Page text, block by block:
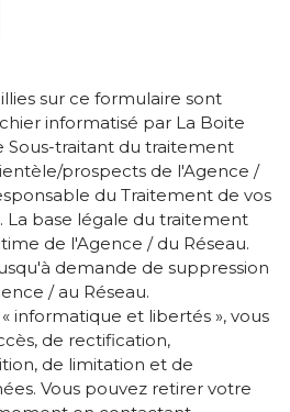
sur ce formulaire sont
informatisé par La Boite
Sous-traitant du traitement
prospects de l'Agence /
du Traitement de vos
La base légale du traitement
de l'Agence / du Réseau.
demande de suppression
/ au Réseau.
informatique et libertés », vous
de rectification,
de limitation et de
Vous pouvez retirer votre